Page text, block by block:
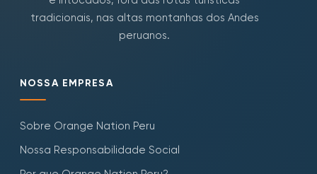
tradicionais, nas altas montanhas dos Andes
peruanos.
NOSSA EMPRESA
Sobre Orange Nation Peru
Nossa Responsabilidade Social